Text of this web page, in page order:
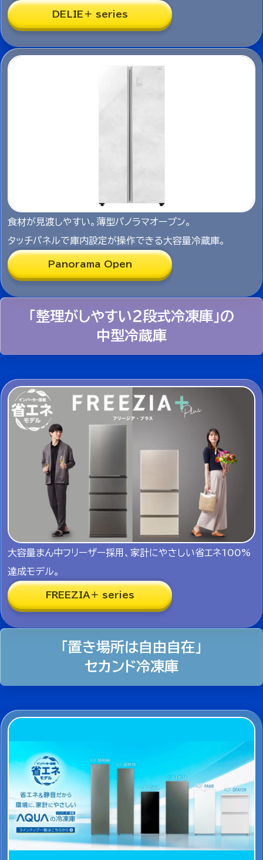
DELIE＋ series
食材が見渡しやすい。薄型パノラマオープン。
タッチパネルで庫内設定が操作できる大容量冷蔵庫。
Panorama Open
「整理がしやすい２段式冷凍庫」の
中型冷蔵庫
大容量まん中フリーザー採用、家計にやさしい省エネ100%
達成モデル。
FREEZIA＋ series
「置き場所は自由自在」
セカンド冷凍庫